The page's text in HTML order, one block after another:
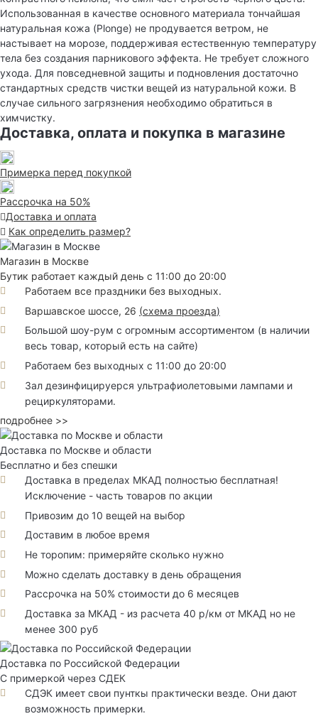
Использованная в качестве основного материала тончайшая
натуральная кожа (Plonge) не продувается ветром, не
настывает на морозе, поддерживая естественную температуру
тела без создания парникового эффекта. Не требует сложного
ухода. Для повседневной защиты и подновления достаточно
стандартных средств чистки вещей из натуральной кожи. В
случае сильного загрязнения необходимо обратиться в
химчистку.
Доставка, оплата и покупка в магазине
Примерка перед покупкой
Рассрочка на 50%
Доставка и оплата
Как определить размер?
Магазин в Москве
Бутик работает каждый день с 11:00 до 20:00
Работаем все праздники без выходных.
Варшавское шоссе, 26 (схема проезда)
Большой шоу-рум с огромным ассортиментом (в наличии
весь товар, который есть на сайте)
Работаем без выходных с 11:00 до 20:00
Зал дезинфицируерся ультрафиолетовыми лампами и
рециркуляторами.
подробнее >>
Доставка по Москве и области
Бесплатно и без спешки
Доставка в пределах МКАД полностью бесплатная!
Исключение - часть товаров по акции
Привозим до 10 вещей на выбор
Доставим в любое время
Не торопим: примеряйте сколько нужно
Можно сделать доставку в день обращения
Рассрочка на 50% стоимости до 6 месяцев
Доставка за МКАД - из расчета 40 р/км от МКАД но не
менее 300 руб
Доставка по Российской Федерации
С примеркой через СДЕК
СДЭК имеет свои пунткы практически везде. Они дают
возможность примерки.